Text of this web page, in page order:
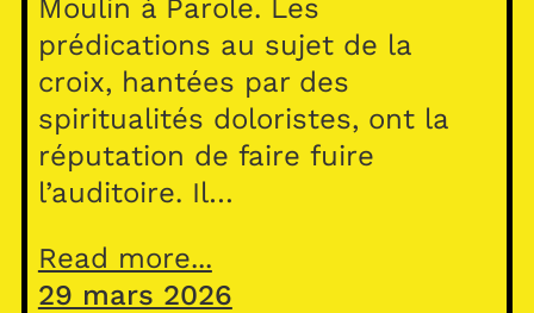
Moulin à Parole. Les
prédications au sujet de la
croix, hantées par des
spiritualités doloristes, ont la
réputation de faire fuire
l’auditoire. Il…
Read more...
29 mars 2026